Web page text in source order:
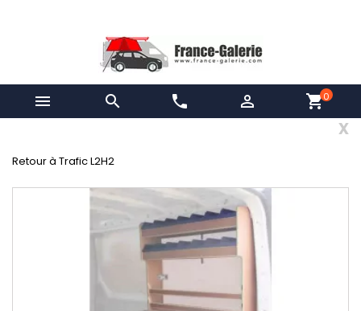
  phone  shopping_cart0
x
Retour à Trafic L2H2